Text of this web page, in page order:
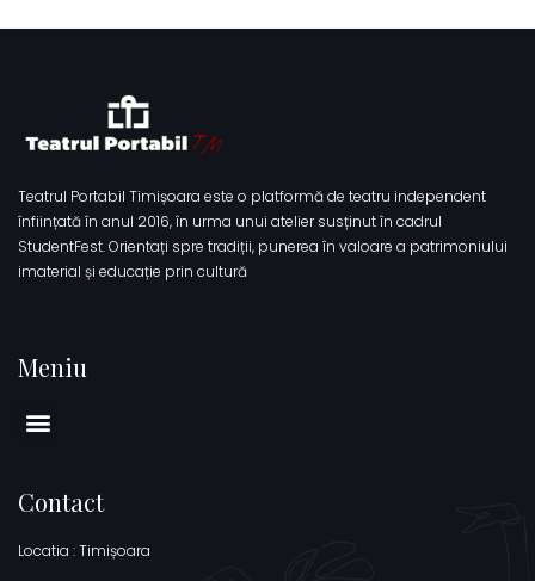
Teatrul Portabil Timișoara este o platformă de teatru independent
înființată în anul 2016, în urma unui atelier susținut în cadrul
StudentFest. Orientați spre tradiții, punerea în valoare a patrimoniului
imaterial și educație prin cultură
Meniu
Contact
Locatia : Timișoara